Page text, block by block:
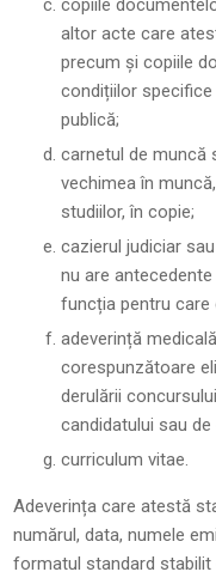
copiile
altor acte care
precum și copiile
condițiilor
publică;
carnetul de muncă
vechimea în
studiilor, în copie;
cazierul judiciar
nu are
funcția pentru care
adeverință
corespunzătoare
derulării
candidatului sau
curriculum vitae.
Adeverința care atestă
numărul, data, numele
formatul standard stabilit